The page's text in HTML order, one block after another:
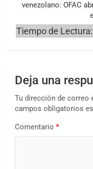
venezolano: OFAC
Deja una
Tu dirección de correo
campos obligatorios
Comentario *